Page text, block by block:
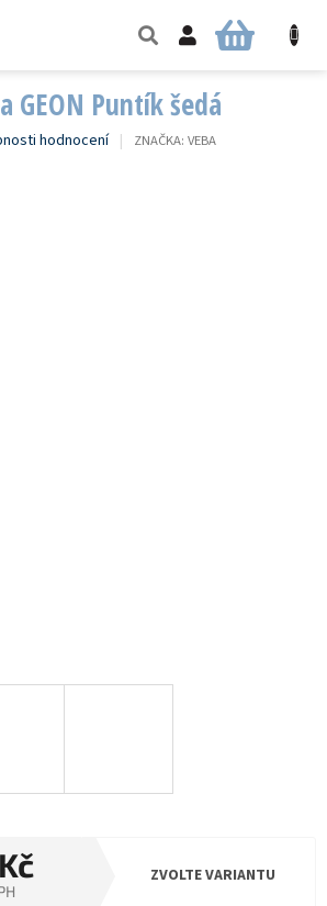
NÁKUPNÍ
GEON Puntík šedá
hodnocení ZNAČKA: VEBA
ZVOLTE VARIANTU